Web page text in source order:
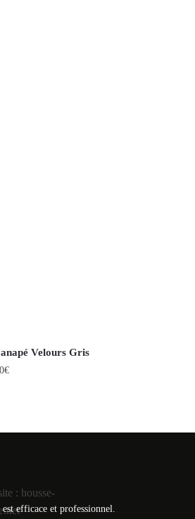
Velours Gris
€
efficace et professionnel.